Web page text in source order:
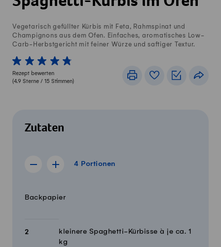
Vegetarisch gefüllter Kürbis mit Feta, Rahmspinat und
Champignons aus dem Ofen. Einfaches, aromatisches Low-
Carb-Herbstgericht mit feiner Würze und saftiger Textur.
1 von 5 Sterne
2 von 5 Sterne
3 von 5 Sterne
4 von 5 Sterne
5 von 5 Sterne
Rezept bewerten
(4.9 Sterne / 15 Stimmen)
DruckenRezeptbuch
Zutaten
4 Portionen
Rezept für 3 Portionen anzeigen
Rezept für 5 Portionen anzeigen
4 Portionen
MengeZutaten
Backpapier
2
kleinere Spaghetti-Kürbisse à je ca. 1
kg